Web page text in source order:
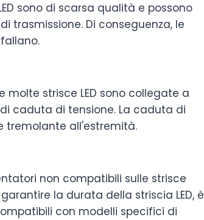
sono di scarsa qualità e possono
trasmissione. Di conseguenza, le
molte strisce LED sono collegate a
caduta di tensione. La caduta di
tremolante all'estremità.
non compatibili sulle strisce
la durata della striscia LED, è
con modelli specifici di